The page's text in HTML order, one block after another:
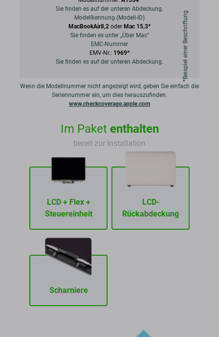
Sie finden es auf der unteren Abdeckung.
Modellkennung (Modell-ID)
MacBookAir8,2 oder Mac 15,3*
Sie finden es unter „Über Mac“
EMC-Nummer
EMV-Nr.: 1969*
Sie finden es auf der unteren Abdeckung.
*Beispiel einer Beschriftung
Wenn die Modellnummer nicht angezeigt wird, geben Sie einfach die
Seriennummer ein, um dies herauszufinden.
www.checkcoverage.apple.com
Im Paket enthalten
bereit zur Installation
LCD + Flex +
Steuereinheit
LCD-
Rückabdeckung
Scharniere